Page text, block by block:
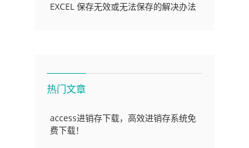
EXCEL 保存无效或无法保存的解决办法
热门文章
access进销存下载，高效进销存系统免
费下载！